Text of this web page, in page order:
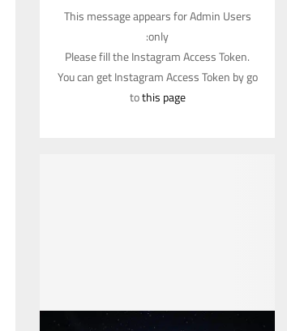
This message appears for Admin Users
only:
Please fill the Instagram Access Token.
You can get Instagram Access Token by go
tothis page